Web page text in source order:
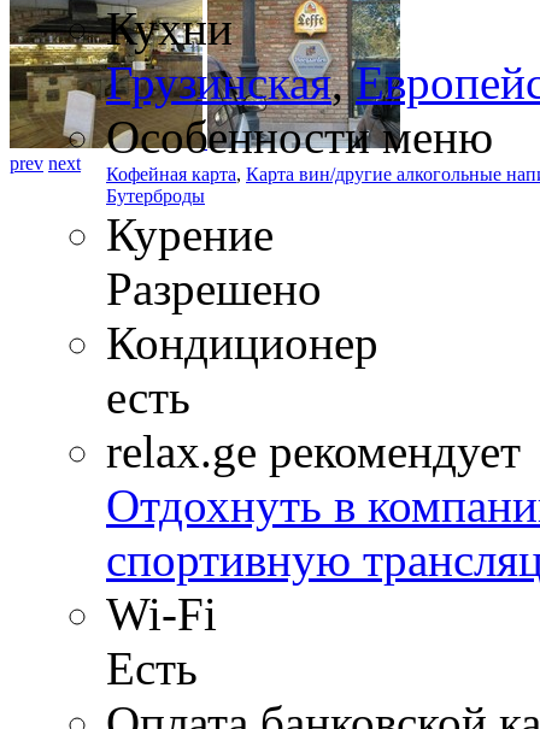
prev next
Кухни
Грузинская,
Особенности меню
Кофейная карта, Карта вин/другие алкогольные
Бутерброды
Курение
Разрешено
Кондиционер
есть
relax.ge рекомендует
Отдохнуть в
спортивную
Wi-Fi
Есть